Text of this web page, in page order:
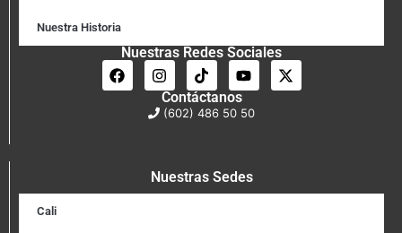
Nuestra Historia
Nuestras Redes Sociales
Contáctanos
(602) 486 50 50
Nuestras Sedes
Cali